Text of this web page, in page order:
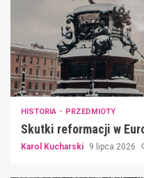
HISTORIA PRZEDMIOTY
Skutki reformacji w
Karol Kucharski 9 lipca 2026